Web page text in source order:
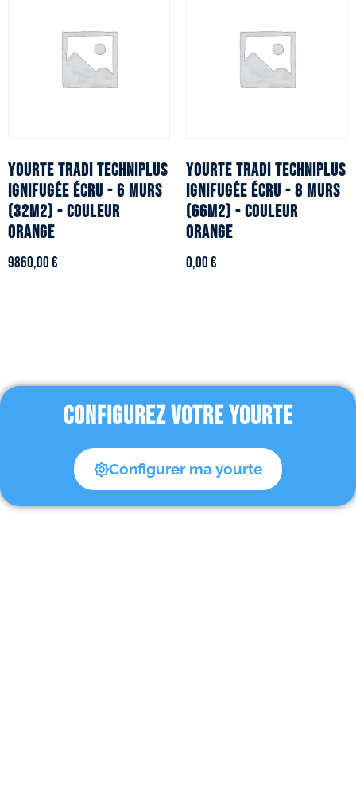
YOURTE TRADI TECHNIPLUS
ignifugée écru - 6 murs
(32m2) - Couleur
orange
9860,00€
YOURTE TRADI TECHNIPLUS
ignifugée écru - 8 murs
(66m2) - Couleur
orange
0,00€
CONFIGUREZ VOTRE YOURTE
Configurer ma yourte